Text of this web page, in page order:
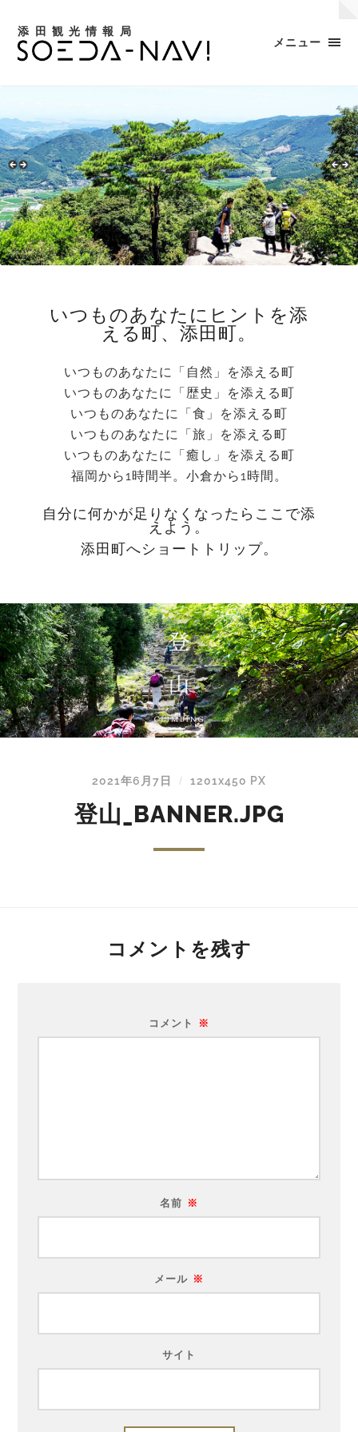
添田観光情報局
メニュー
いつものあなたにヒントを添
える町、添田町。
いつものあなたに「自然」を添える町
いつものあなたに「歴史」を添える町
いつものあなたに「食」を添える町
いつものあなたに「旅」を添える町
いつものあなたに「癒し」を添える町
福岡から1時間半。小倉から1時間。
自分に何かが足りなくなったらここで添
えよう。
添田町へショートトリップ。
2021年6月7日 / 1201x450 PX
登山_BANNER.JPG
コメントを残す
コメント ※
名前 ※
メール ※
サイト